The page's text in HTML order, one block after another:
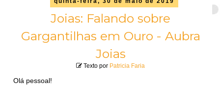
Joias: Falando sobre
Gargantilhas em Ouro - Aubra
Joias
Texto por Patricia Faria
Olá pessoal!